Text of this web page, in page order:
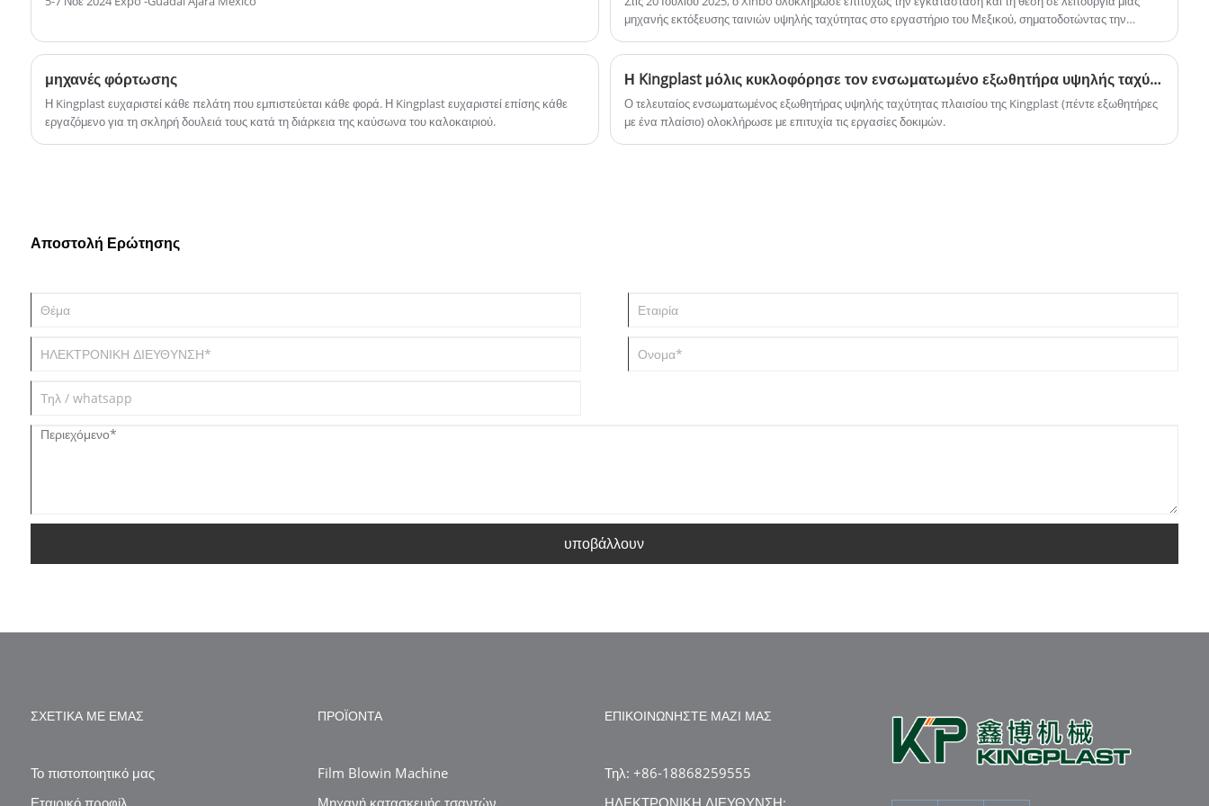
ποικίλων αναγκών συσκευασίας των
μηχανής εκτόξευσης ταινιών υψηλής ταχύτητας στο εργαστήριο του Μεξικού, σηματοδοτώντας την
μηχανές φόρτωσης
Η Kingplast ευχαριστεί κάθε πελάτη που εμπιστεύεται κάθε φορά. Η Kingplast ευχαριστεί επίσης κάθε
εργαζόμενο για τη σκληρή δουλειά τους κατά τη διάρκεια της καύσωνα του καλοκαιριού.
Η Kingplast μόλις κυκλοφόρησε τον ενσωματωμένο εξωθητήρα υψηλής ταχύτητας Mono layer!
Ο τελευταίος ενσωματωμένος εξωθητήρας υψηλής ταχύτητας πλαισίου της Kingplast (πέντε εξωθητήρες
με ένα πλαίσιο) ολοκλήρωσε με επιτυχία τις εργασίες δοκιμών.
Αποστολή Ερώτησης
υποβάλλουν
ΣΧΕΤΙΚΆ ΜΕ ΕΜΆΣ
Το πιστοποιητικό μας
Εταιρικό προφίλ
ΠΡΟΪΌΝΤΑ
Film Blowin Machine
Μηχανή κατασκευής τσαντών
ΕΠΙΚΟΙΝΩΝΉΣΤΕ ΜΑΖΊ ΜΑΣ
Τηλ: +86-18868259555
ΗΛΕΚΤΡΟΝΙΚΗ ΔΙΕΥΘΥΝΣΗ: